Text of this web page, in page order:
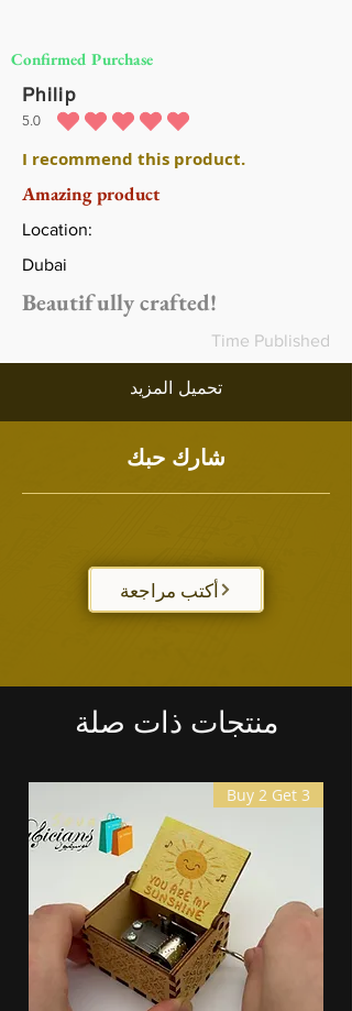
Confirmed Purchase
Philip
5.0 متوسط التقييم هو 5 من 5
I recommend this product.
Amazing product
Location:
Dubai
Beautifully crafted!
Time Published
تحميل المزيد
شارك حبك
أكتب مراجعة
منتجات ذات صلة
Buy 2 Get 3